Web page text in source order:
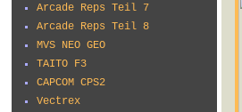
Arcade Reps Teil 7
Arcade Reps Teil 8
MVS NEO GEO
TAITO F3
CAPCOM CPS2
Vectrex